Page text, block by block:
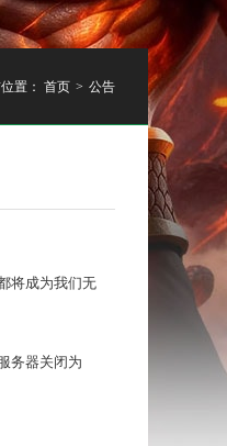
置： 首页 > 公告
将成为我们无
务器关闭为